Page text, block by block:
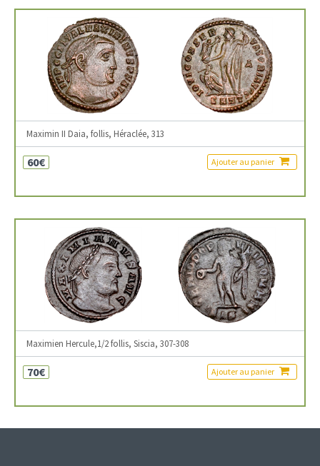
Maximin II Daia, follis, Héraclée, 313
60€ Ajouter au panier
Maximien Hercule,1/2 follis, Siscia, 307-308
70€ Ajouter au panier